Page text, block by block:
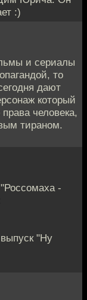
:)
и сериалы
то
дают
который
человека,
тираном.
-
"Ну